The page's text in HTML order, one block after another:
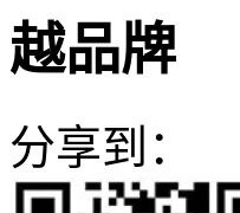
越品牌
分享到：